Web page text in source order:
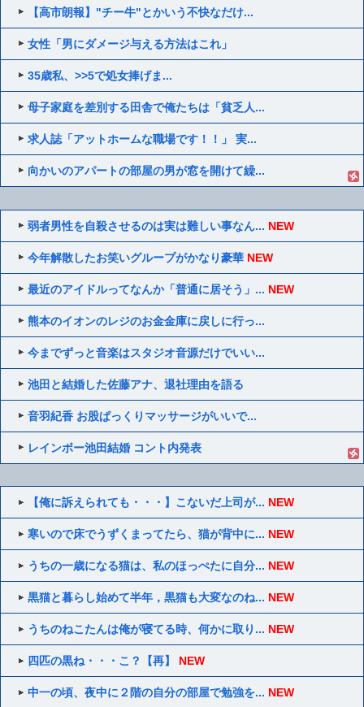
【高市朗報】"チー牛"とかいう不快なだけ...
女性「男にダメージ与える方法はこれ」
35歳私、>>5で処女捧げま...
母子家庭を差別する田舎で俺たちは「貧乏人...
求人誌「アットホームな職場です！！」 実...
向かいのアパートの部屋の男が窓を開けて繰...
弱者男性を自殺させるのは実は難しい事なん... NEW
今年解散したお笑いグループがかなり豪華 NEW
最近のアイドルってなんか「普通に居そう」... NEW
熊本のイオンのレジのお金金庫に戻しに行っ...
今までずっと音楽はスタジオ音源だけでいい...
池田と結婚した佐藤アナ、退社理由を語る
音羽紀香 お股ぱっくりマッサージがいいで...
レインボー池田結婚 コント内発表
【俺に訴えられても・・・】こないだ上司が... NEW
寒いので床でうずくまってたら、猫が背中に... NEW
うちの一歳になる猫は、私のほっぺたに自分... NEW
黒猫と暮らし始めて半年，黒猫も大変なのね... NEW
うちのねこたんは俺が寝てる時、何かに取り... NEW
四匹の黒ね・・・こ？【再】 NEW
中一の頃、夜中に２階の自分の部屋で勉強を... NEW